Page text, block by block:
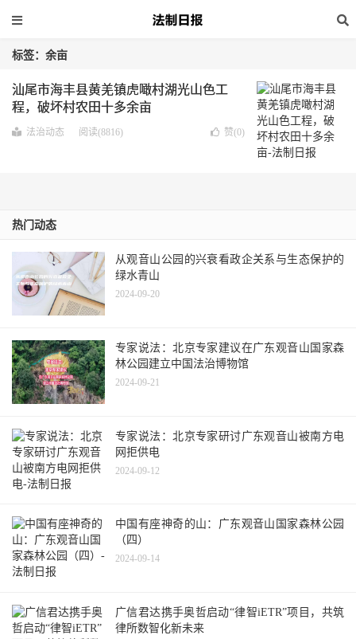
标签：余亩
汕尾市海丰县黄羌镇虎噉村湖光山色工
程，破坏村农田十多余亩
法治动态 阅读(8816) 赞(0)
热门动态
从观音山公园的兴衰看政企关系与生态保护的
绿水青山
2024-09-20
专家说法：北京专家建议在广东观音山国家森
林公园建立中国法治博物馆
2024-09-21
专家说法：北京专家研讨广东观音山被南方电
网拒供电
2024-09-12
中国有座神奇的山：广东观音山国家森林公园
（四）
2024-09-14
广信君达携手奥哲启动“律智iETR”项目，共筑
律所数智化新未来